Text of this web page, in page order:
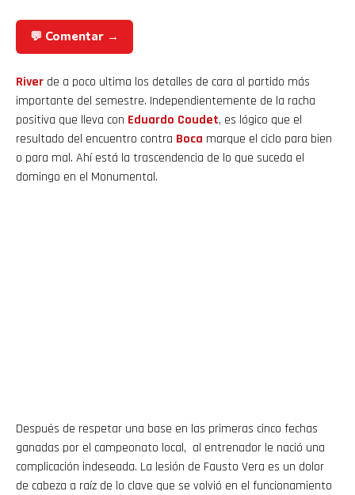
💬 Comentar →
River de a poco ultima los detalles de cara al partido más
importante del semestre. Independientemente de la racha
positiva que lleva con Eduardo Coudet, es lógico que el
resultado del encuentro contra Boca marque el ciclo para bien
o para mal. Ahí está la trascendencia de lo que suceda el
domingo en el Monumental.
Después de respetar una base en las primeras cinco fechas
ganadas por el campeonato local, al entrenador le nació una
complicación indeseada. La lesión de Fausto Vera es un dolor
de cabeza a raíz de lo clave que se volvió en el funcionamiento